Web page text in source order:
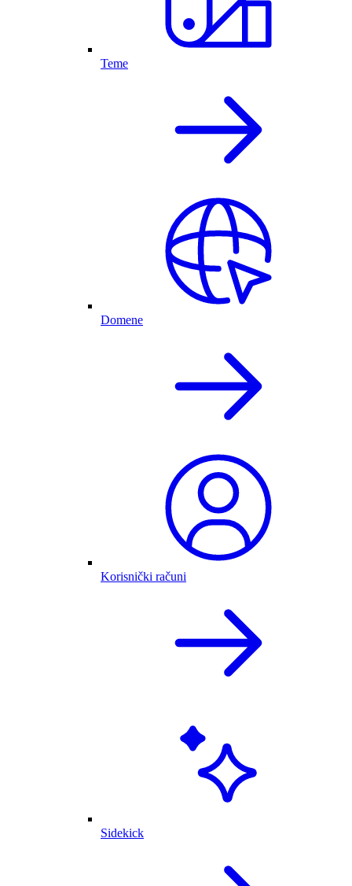
Teme
Domene
Korisnički računi
Sidekick